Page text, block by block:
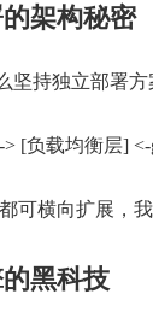
架构秘密
坚持独立部署方
> [负载均衡层]
可横向扩展，
黑科技